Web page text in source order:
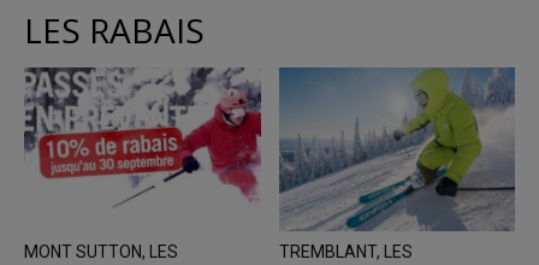
LES RABAIS
MONT SUTTON, LES
TREMBLANT, LES